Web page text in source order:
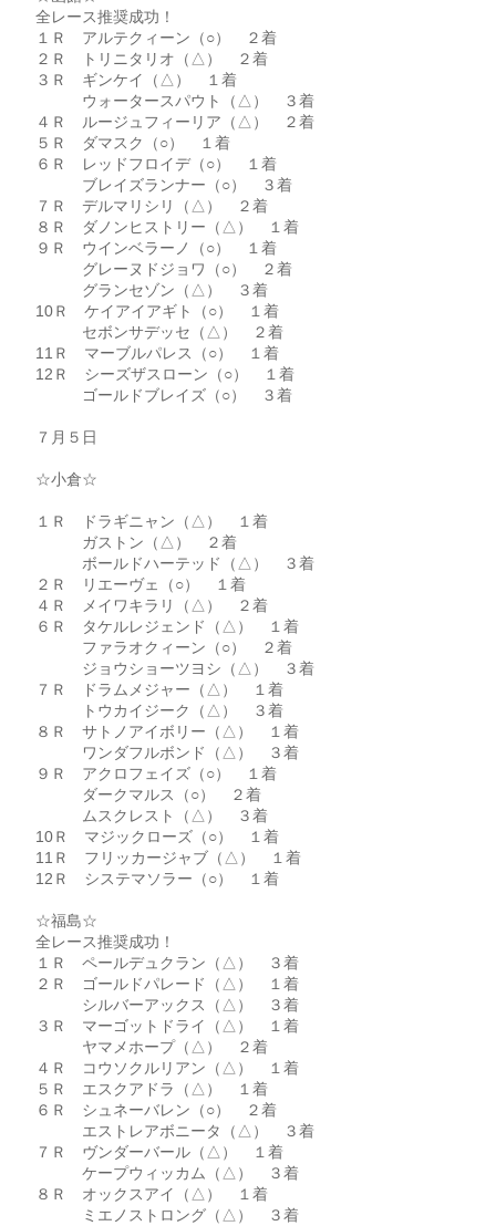
全レース推奨成功！
１Ｒ アルテクィーン（○） ２着
２Ｒ トリニタリオ（△） ２着
３Ｒ ギンケイ（△） １着
ウォータースパウト（△） ３着
４Ｒ ルージュフィーリア（△） ２着
５Ｒ ダマスク（○） １着
６Ｒ レッドフロイデ（○） １着
ブレイズランナー（○） ３着
７Ｒ デルマリシリ（△） ２着
８Ｒ ダノンヒストリー（△） １着
９Ｒ ウインベラーノ（○） １着
グレーヌドジョワ（○） ２着
グランセゾン（△） ３着
10Ｒ ケイアイアギト（○） １着
セボンサデッセ（△） ２着
11Ｒ マーブルパレス（○） １着
12Ｒ シーズザスローン（○） １着
ゴールドブレイズ（○） ３着
７月５日
☆小倉☆
１Ｒ ドラギニャン（△） １着
ガストン（△） ２着
ボールドハーテッド（△） ３着
２Ｒ リエーヴェ（○） １着
４Ｒ メイワキラリ（△） ２着
６Ｒ タケルレジェンド（△） １着
ファラオクィーン（○） ２着
ジョウショーツヨシ（△） ３着
７Ｒ ドラムメジャー（△） １着
トウカイジーク（△） ３着
８Ｒ サトノアイボリー（△） １着
ワンダフルボンド（△） ３着
９Ｒ アクロフェイズ（○） １着
ダークマルス（○） ２着
ムスクレスト（△） ３着
10Ｒ マジックローズ（○） １着
11Ｒ フリッカージャブ（△） １着
12Ｒ システマソラー（○） １着
☆福島☆
全レース推奨成功！
１Ｒ ペールデュクラン（△） ３着
２Ｒ ゴールドパレード（△） １着
シルバーアックス（△） ３着
３Ｒ マーゴットドライ（△） １着
ヤマメホープ（△） ２着
４Ｒ コウソクルリアン（△） １着
５Ｒ エスクアドラ（△） １着
６Ｒ シュネーバレン（○） ２着
エストレアボニータ（△） ３着
７Ｒ ヴンダーバール（△） １着
ケープウィッカム（△） ３着
８Ｒ オックスアイ（△） １着
ミエノストロング（△） ３着